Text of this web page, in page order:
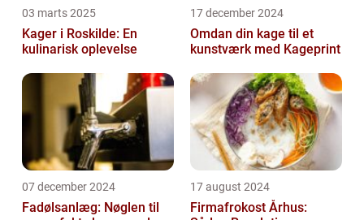
03 marts 2025
Kager i Roskilde: En
kulinarisk oplevelse
17 december 2024
Omdan din kage til et
kunstværk med Kageprint
07 december 2024
Fadølsanlæg: Nøglen til
17 august 2024
Firmafrokost Århus: